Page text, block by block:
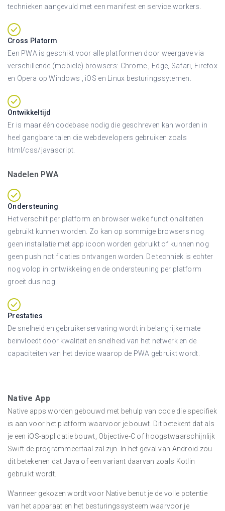
technieken aangevuld met een manifest en service workers.
Cross Platorm
Een PWA is geschikt voor alle platformen door weergave via
verschillende (mobiele) browsers: Chrome , Edge, Safari, Firefox
en Opera op Windows , iOS en Linux besturingssytemen.
Ontwikkeltijd
Er is maar één codebase nodig die geschreven kan worden in
heel gangbare talen die webdevelopers gebruiken zoals
html/css/javascript.
Nadelen PWA
Ondersteuning
Het verschilt per platform en browser welke functionaliteiten
gebruikt kunnen worden. Zo kan op sommige browsers nog
geen installatie met app icoon worden gebruikt of kunnen nog
geen push notificaties ontvangen worden. De techniek is echter
nog volop in ontwikkeling en de ondersteuning per platform
groeit dus nog.
Prestaties
De snelheid en gebruikerservaring wordt in belangrijke mate
beïnvloedt door kwaliteit en snelheid van het netwerk en de
capaciteiten van het device waarop de PWA gebruikt wordt.
Native App
Native apps worden gebouwd met behulp van code die specifiek
is aan voor het platform waarvoor je bouwt. Dit betekent dat als
je een iOS-applicatie bouwt, Objective-C of hoogstwaarschijnlijk
Swift de programmeertaal zal zijn. In het geval van Android zou
dit betekenen dat Java of een variant daarvan zoals Kotlin
gebruikt wordt.
Wanneer gekozen wordt voor Native benut je de volle potentie
van het apparaat en het besturingssysteem waarvoor je